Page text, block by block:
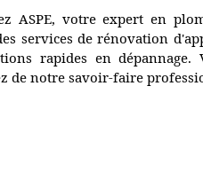
ASPE, votre expert en
services de rénovation
rapides en
de notre savoir-faire